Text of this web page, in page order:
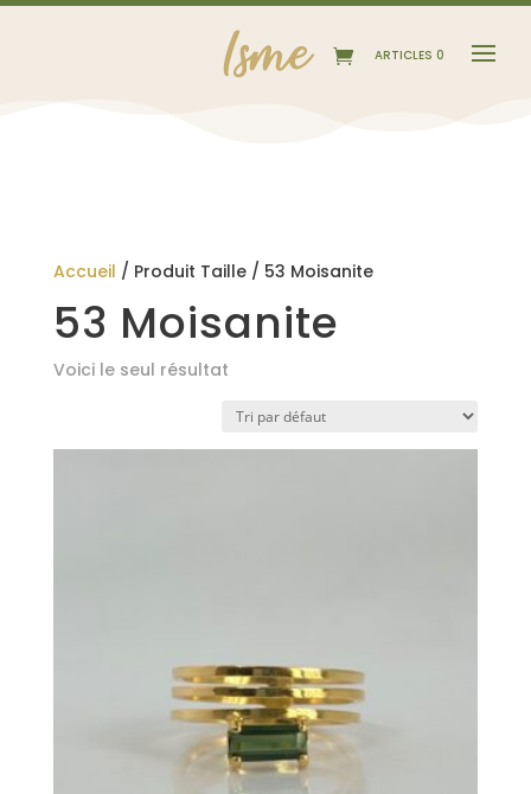
ARTICLES 0
Accueil / Produit Taille / 53 Moisanite
53 Moisanite
Voici le seul résultat